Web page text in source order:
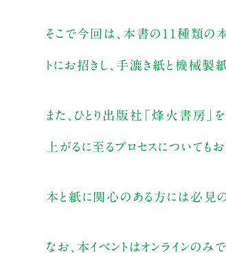
そこで今回は、本書の11種類の
トにお招きし、手漉き紙と機械製
また、ひとり出版社「烽火書房」
上がるに至るプロセスについても
本と紙に関心のある方には必見の
なお、本イベントはオンライン